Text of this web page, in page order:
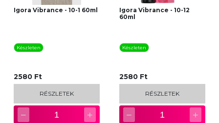
Igora Vibrance - 10-1 60ml
Készleten
2580 Ft
RÉSZLETEK
− 1 +
Igora Vibrance - 10-12
60ml
Készleten
2580 Ft
RÉSZLETEK
− 1 +